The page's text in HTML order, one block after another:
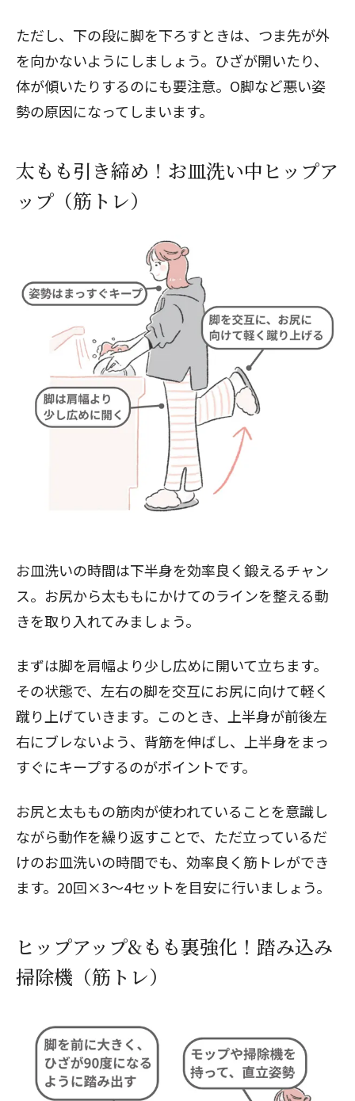
ただし、下の段に脚を下ろすときは、つま先が外
を向かないようにしましょう。ひざが開いたり、
体が傾いたりするのにも要注意。O脚など悪い姿
勢の原因になってしまいます。
太もも引き締め！お皿洗い中ヒップア
ップ（筋トレ）
お皿洗いの時間は下半身を効率良く鍛えるチャン
ス。お尻から太ももにかけてのラインを整える動
きを取り入れてみましょう。
まずは脚を肩幅より少し広めに開いて立ちます。
その状態で、左右の脚を交互にお尻に向けて軽く
蹴り上げていきます。このとき、上半身が前後左
右にブレないよう、背筋を伸ばし、上半身をまっ
すぐにキープするのがポイントです。
お尻と太ももの筋肉が使われていることを意識し
ながら動作を繰り返すことで、ただ立っているだ
けのお皿洗いの時間でも、効率良く筋トレができ
ます。20回×3～4セットを目安に行いましょう。
ヒップアップ&もも裏強化！踏み込み
掃除機（筋トレ）